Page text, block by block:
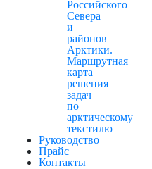
Российского
Севера
и
районов
Арктики.
Маршрутная
карта
решения
задач
по
арктическому
текстилю
Руководство
Прайс
Контакты